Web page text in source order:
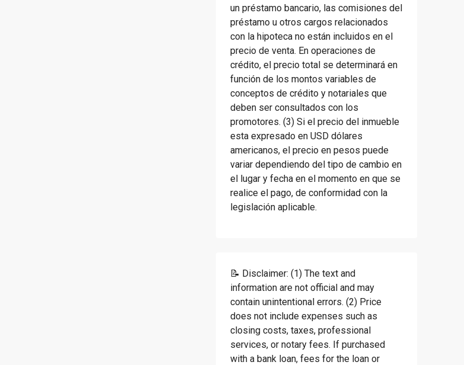
un préstamo bancario, las comisiones del
préstamo u otros cargos relacionados
con la hipoteca no están incluidos en el
precio de venta. En operaciones de
crédito, el precio total se determinará en
función de los montos variables de
conceptos de crédito y notariales que
deben ser consultados con los
promotores. (3) Si el precio del inmueble
esta expresado en USD dólares
americanos, el precio en pesos puede
variar dependiendo del tipo de cambio en
el lugar y fecha en el momento en que se
realice el pago, de conformidad con la
legislación aplicable.
📝 Disclaimer: (1) The text and
information are not official and may
contain unintentional errors. (2) Price
does not include expenses such as
closing costs, taxes, professional
services, or notary fees. If purchased
with a bank loan, fees for the loan or